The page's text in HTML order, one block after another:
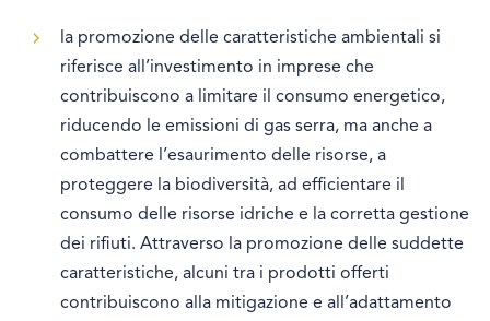
la promozione delle caratteristiche ambientali si
riferisce all’investimento in imprese che
contribuiscono a limitare il consumo energetico,
riducendo le emissioni di gas serra, ma anche a
combattere l’esaurimento delle risorse, a
proteggere la biodiversità, ad efficientare il
consumo delle risorse idriche e la corretta gestione
dei rifiuti. Attraverso la promozione delle suddette
caratteristiche, alcuni tra i prodotti offerti
contribuiscono alla mitigazione e all’adattamento